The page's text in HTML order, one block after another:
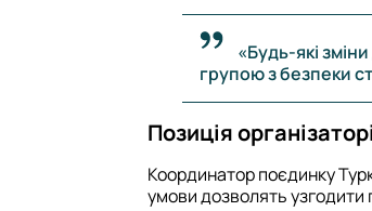
«Будь-які
групою з безпеки
Позиція
Координатор поєдинку
умови дозволять